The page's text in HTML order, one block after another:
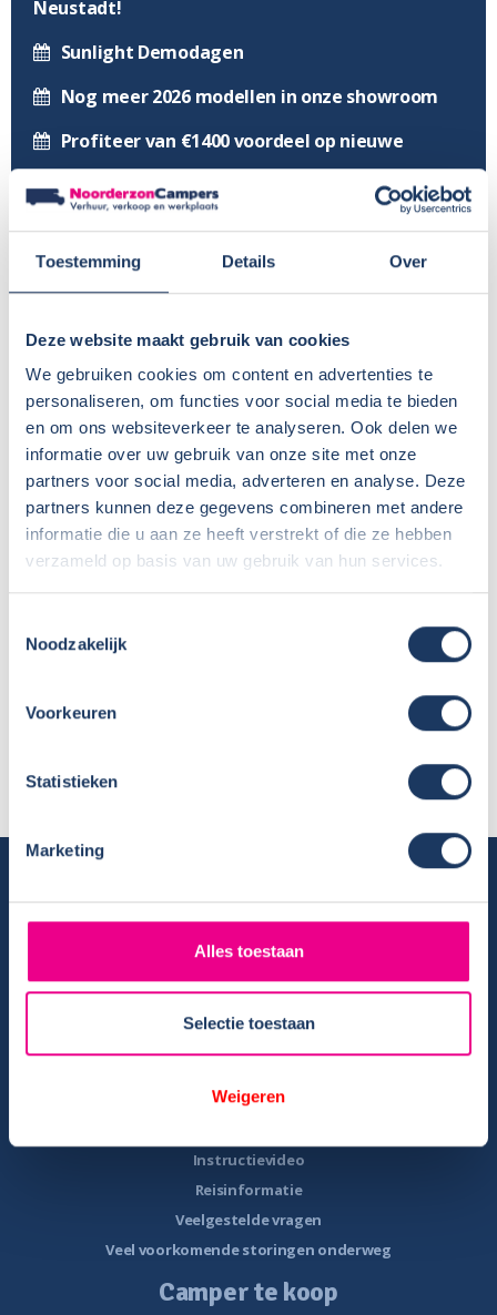
Toestemming Details Over
Deze website maakt gebruik van cookies
We gebruiken cookies om content en advertenties te
personaliseren, om functies voor social media te bieden
en om ons websiteverkeer te analyseren. Ook delen we
informatie over uw gebruik van onze site met onze
partners voor social media, adverteren en analyse. Deze
partners kunnen deze gegevens combineren met andere
informatie die u aan ze heeft verstrekt of die ze hebben
verzameld op basis van uw gebruik van hun services.
Noodzakelijk
Voorkeuren
Statistieken
Marketing
Alles toestaan
Selectie toestaan
Weigeren
Neustadt!
Sunlight Demodagen
Nog meer 2026 modellen in onze showroom
Profiteer van €1400 voordeel op nieuwe
Sunlight modellen
Voor in de agenda, onze huisshow!
Vernieuwing wasplaats
bekend
Een frisse look voor ons terrein – het nieuwe
hekwerk staat!
Sunlight maakt modeljaar 2026 bekend – dit is
er nieuw!
Overzicht huurcampers
Gratis E-book – Tig Vragen en Antwoorden over het Huren van
een Camper
Ervaringen van huurders
Instructievideo
Reisinformatie
Veelgestelde vragen
Veel voorkomende storingen onderweg
Camper te koop